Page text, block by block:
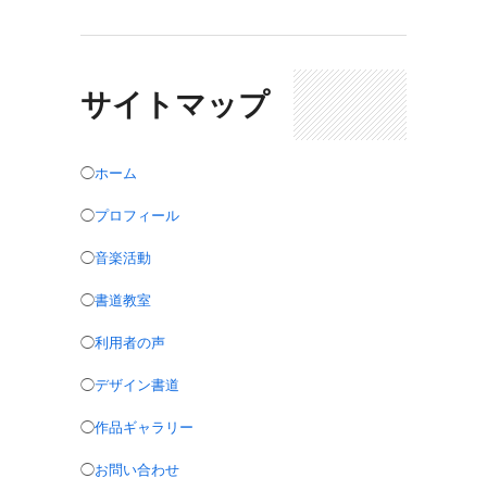
サイトマップ
◯ホーム
◯プロフィール
◯音楽活動
◯書道教室
◯利用者の声
◯デザイン書道
◯作品ギャラリー
◯お問い合わせ